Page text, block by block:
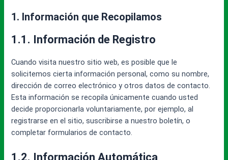
1. Información que Recopilamos
1.1. Información de Registro
Cuando visita nuestro sitio web, es posible que le
solicitemos cierta información personal, como su nombre,
dirección de correo electrónico y otros datos de contacto.
Esta información se recopila únicamente cuando usted
decide proporcionarla voluntariamente, por ejemplo, al
registrarse en el sitio, suscribirse a nuestro boletín, o
completar formularios de contacto.
1.2. Información Automática